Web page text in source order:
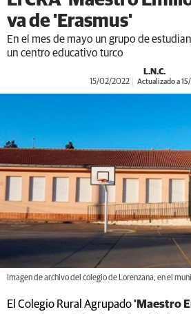
va de 'Erasmus'
En el mes de mayo un grupo de
un centro educativo turco
L.N.C.
15/02/2022 Actualizado a
Imagen de archivo del colegio de Lorenzana, en el
El Colegio Rural Agrupado'Maestro